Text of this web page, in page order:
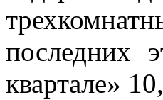
последних
квартале»